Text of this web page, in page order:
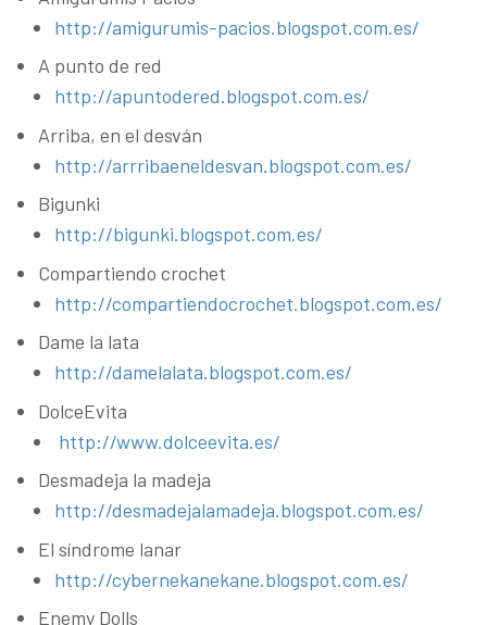
http://amigurumis-pacios.blogspot.com.es/
A punto de red
http://apuntodered.blogspot.com.es/
Arriba, en el desván
http://arrribaeneldesvan.blogspot.com.es/
Bigunki
http://bigunki.blogspot.com.es/
Compartiendo crochet
http://compartiendocrochet.blogspot.com.es/
Dame la lata
http://damelalata.blogspot.com.es/
DolceEvita
http://www.dolceevita.es/
Desmadeja la madeja
http://desmadejalamadeja.blogspot.com.es/
El síndrome lanar
http://cybernekanekane.blogspot.com.es/
Enemy Dolls